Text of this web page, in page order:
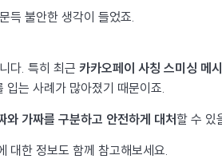
득 불안한 생각이 들었죠.
다. 특히 최근 카카오페이 사칭 스미싱 메
는 사례가 많아졌기 때문이죠.
와 가짜를 구분하고 안전하게 대처할 수 있
대한 정보도 함께 참고해보세요.